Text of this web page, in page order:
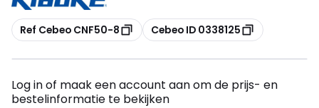
Kopiëren
Ref Cebeo CNF50-8 Kopiëren
Cebeo ID 0338125
Log in of maak een account aan om de prijs- en
bestelinformatie te bekijken